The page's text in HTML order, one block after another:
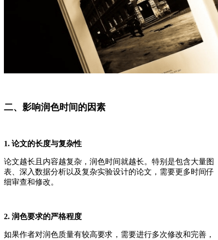
二、影响润色时间的因素
1. 论文的长度与复杂性
论文越长且内容越复杂，润色时间就越长。特别是包含大量图
表、深入数据分析以及复杂实验设计的论文，需要更多时间仔
细审查和修改。
2. 润色要求的严格程度
如果作者对润色质量有较高要求，需要进行多次修改和完善，